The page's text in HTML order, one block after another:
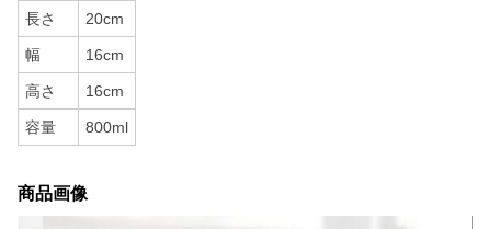
長さ 20cm
幅 16cm
高さ 16cm
容量 800ml
商品画像